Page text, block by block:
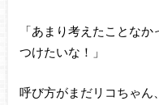
「あまり考えたことな
つけたいな！」
呼び方がまだリコちゃん